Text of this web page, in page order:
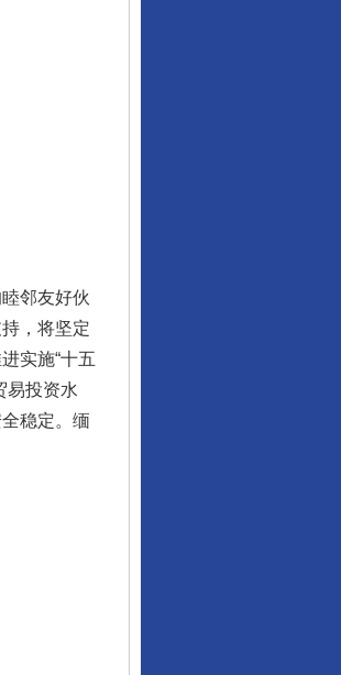
邻友好伙
，将坚定
实施“十五
易投资水
稳定。缅